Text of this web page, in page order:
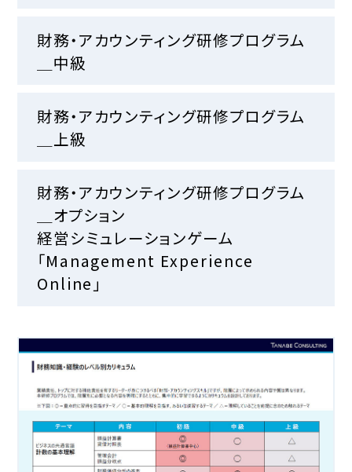
財務・アカウンティング研修プログラム
＿中級
財務・アカウンティング研修プログラム
＿上級
財務・アカウンティング研修プログラム
＿オプション
経営シミュレーションゲーム
「Management Experience
Online」